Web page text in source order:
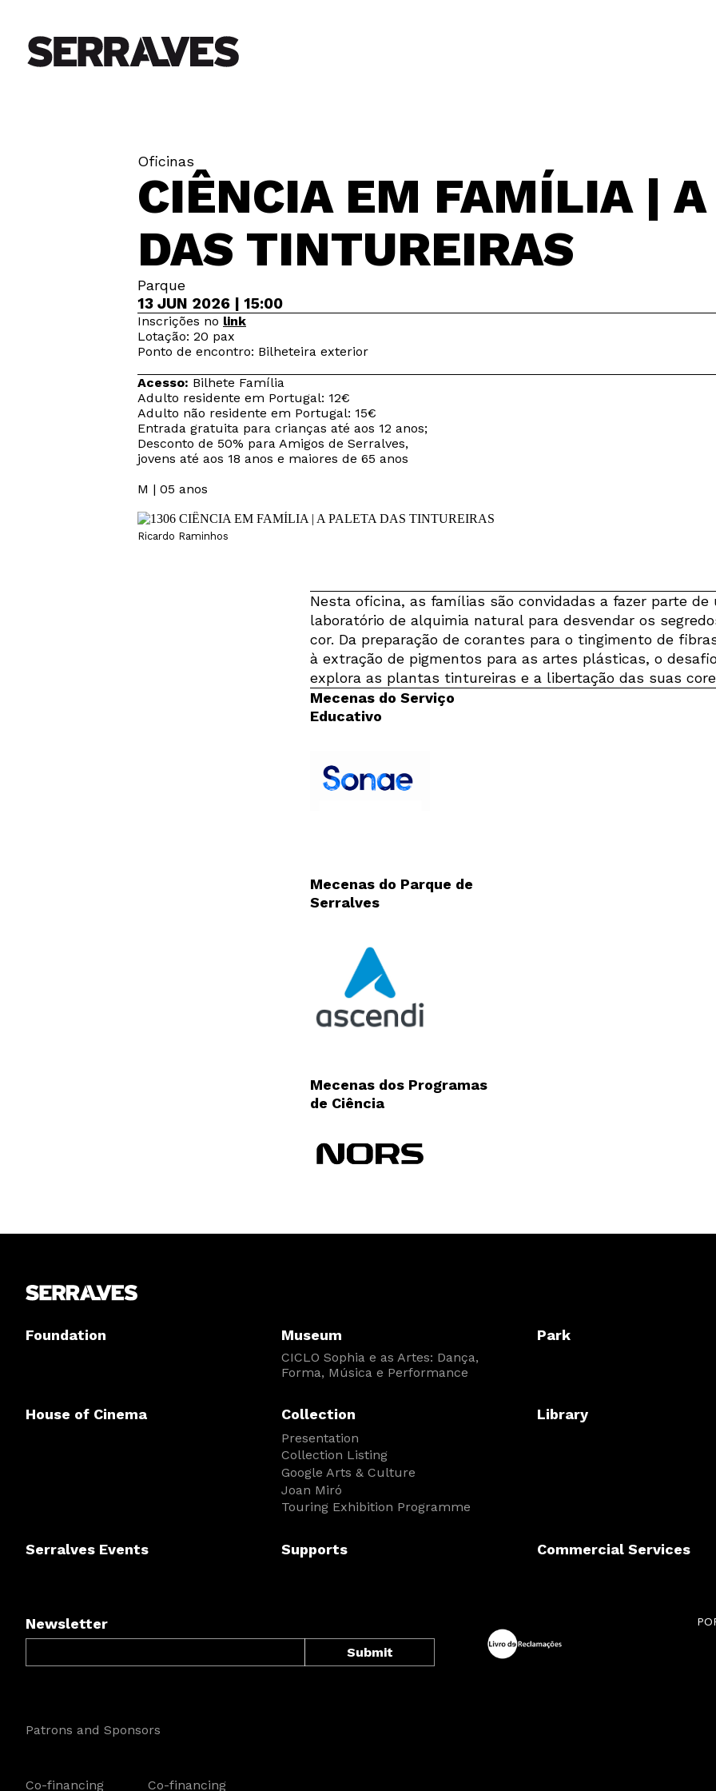
Oficinas
CIÊNCIA EM FAMÍLIA | A
DAS TINTUREIRAS
Parque
13 JUN 2026 | 15:00
Inscrições no link
Lotação: 20 pax
Ponto de encontro: Bilheteira exterior
Acesso: Bilhete Família
Adulto residente em Portugal: 12€
Adulto não residente em Portugal: 15€
Entrada gratuita para crianças até aos 12 anos;
Desconto de 50% para Amigos de Serralves,
jovens até aos 18 anos e maiores de 65 anos
M | 05 anos
Ricardo Raminhos
Nesta oficina, as famílias são convidadas a fazer parte de
laboratório de alquimia natural para desvendar os
cor. Da preparação de corantes para o tingimento de
à extração de pigmentos para as artes plásticas, o
explora as plantas tintureiras e a libertação das suas
Mecenas do Serviço
Educativo
Mecenas do Parque de
Serralves
Mecenas dos Programas
de Ciência
Foundation Museum
CICLO Sophia e as Artes: Dança,
Forma, Música e Performance
Park
House of Cinema Collection
Presentation
Collection Listing
Google Arts & Culture
Joan Miró
Touring Exhibition Programme
Library
Serralves Events Supports Commercial Services
Newsletter
Patrons and Sponsors
Co-financing Co-financing
Interesses